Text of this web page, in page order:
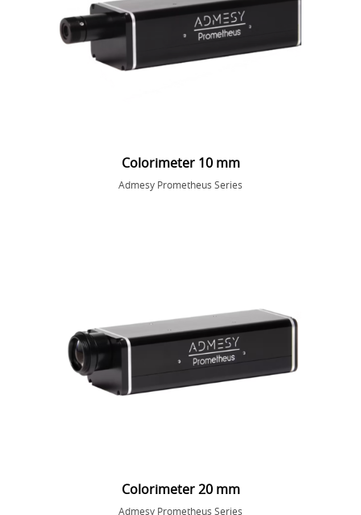
Colorimeter 10 mm
Admesy Prometheus Series
Colorimeter 20 mm
Admesy Prometheus Series